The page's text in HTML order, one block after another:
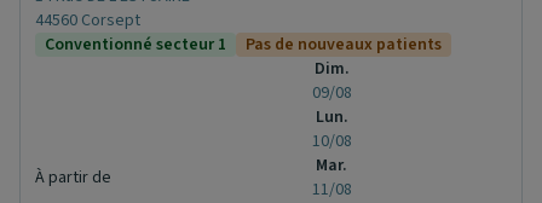
44560 Corsept
Conventionné secteur 1
Pas de nouveaux patients
À partir de
Dim.
09/08
Lun.
10/08
Mar.
11/08